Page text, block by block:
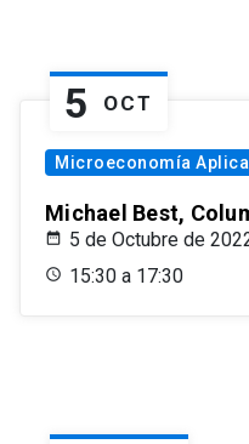
5 OCT
Microeconomía
Michael Best,
5 de Octubre de
15:30 a 17:30